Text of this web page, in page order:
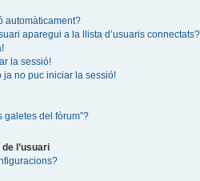
automàticament?
aparegui a la llista d’usuaris connectats?
la sessió!
ja no puc iniciar la sessió!
galetes del fòrum”?
l’usuari